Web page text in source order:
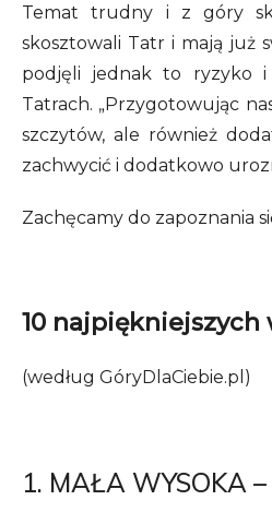
Temat trudny i z góry
skosztowali Tatr i mają już
podjęli jednak to ryzyko i
Tatrach. „Przygotowując
szczytów, ale również
zachwycić i dodatkowo
Zachęcamy do zapoznania
10
(według GóryDlaCiebie.pl)
1. MAŁA WYSOKA